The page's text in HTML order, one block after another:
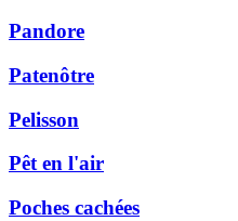
Pandore
Patenôtre
Pelisson
Pêt en l'air
Poches cachées